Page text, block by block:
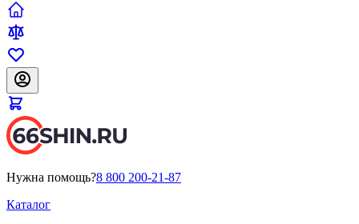
Нужна помощь?8 800 200-21-87
Каталог